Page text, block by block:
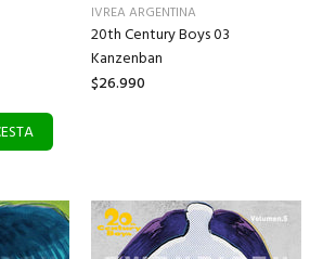
IVREA ARGENTINA
20th Century Boys 03
Kanzenban
$26.990